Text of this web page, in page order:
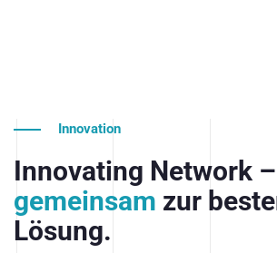
Innovation
Innovating Network –
gemeinsam zur
Lösung.